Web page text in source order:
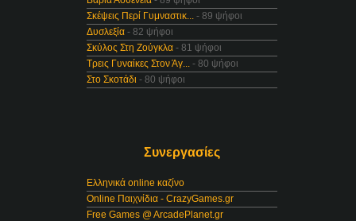
Σκέψεις Περί Γυμναστικ... - 89 ψήφοι
Δυσλεξία - 82 ψήφοι
Σκύλος Στη Ζούγκλα - 81 ψήφοι
Τρεις Γυναίκες Στον Άγ... - 80 ψήφοι
Στο Σκοτάδι - 80 ψήφοι
Συνεργασίες
Ελληνικά online καζίνο
Online Παιχνίδια - CrazyGames.gr
Free Games @ ArcadePlanet.gr